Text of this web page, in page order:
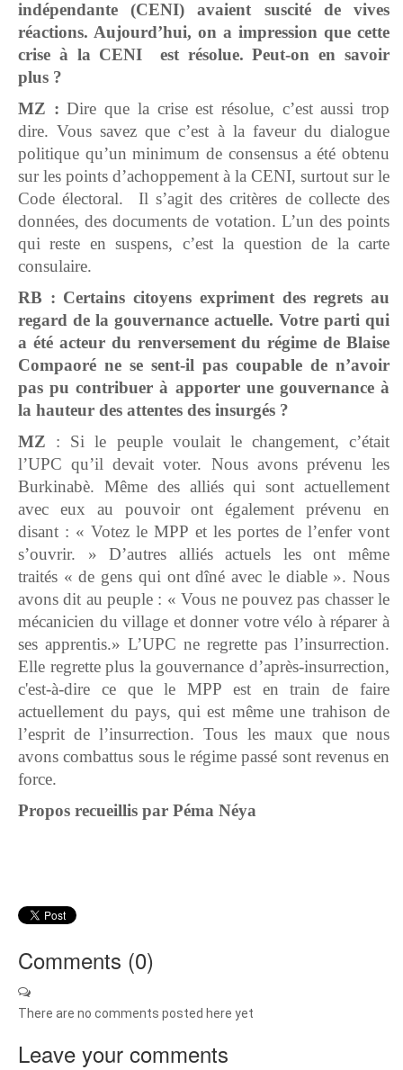
indépendante (CENI) avaient suscité de vives
réactions. Aujourd’hui, on a impression que cette
crise à la CENI est résolue. Peut-on en savoir
plus ?
MZ :Dire que la crise est résolue, c’est aussi trop
dire. Vous savez que c’est à la faveur du dialogue
politique qu’un minimum de consensus a été obtenu
sur les points d’achoppement à la CENI, surtout sur le
Code électoral. Il s’agit des critères de collecte des
données, des documents de votation. L’un des points
qui reste en suspens, c’est la question de la carte
consulaire.
RB : Certains citoyens expriment des regrets au
regard de la gouvernance actuelle. Votre parti qui
a été acteur du renversement du régime de Blaise
Compaoré ne se sent-il pas coupable de n’avoir
pas pu contribuer à apporter une gouvernance à
la hauteur des attentes des insurgés ?
MZ : Si le peuple voulait le changement, c’était
l’UPC qu’il devait voter. Nous avons prévenu les
Burkinabè. Même des alliés qui sont actuellement
avec eux au pouvoir ont également prévenu en
disant : « Votez le MPP et les portes de l’enfer vont
s’ouvrir. » D’autres alliés actuels les ont même
traités « de gens qui ont dîné avec le diable ». Nous
avons dit au peuple : « Vous ne pouvez pas chasser le
mécanicien du village et donner votre vélo à réparer à
ses apprentis.» L’UPC ne regrette pas l’insurrection.
Elle regrette plus la gouvernance d’après-insurrection,
c'est-à-dire ce que le MPP est en train de faire
actuellement du pays, qui est même une trahison de
l’esprit de l’insurrection. Tous les maux que nous
avons combattus sous le régime passé sont revenus en
force.
Propos recueillis par Péma Néya
Comments (0)
There are no comments posted here yet
Leave your comments